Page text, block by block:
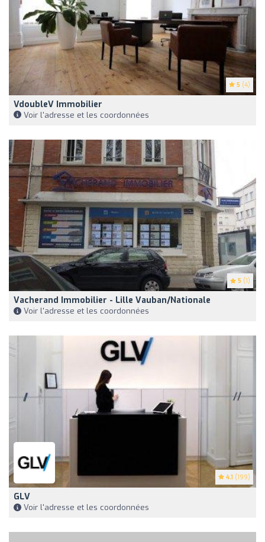
5 (4)
VdoubleV Immobilier
Voir l'adresse et les coordonnées
5 (1)
Vacherand Immobilier - Lille Vauban/Nationale
Voir l'adresse et les coordonnées
4.1 (199)
GLV
Voir l'adresse et les coordonnées